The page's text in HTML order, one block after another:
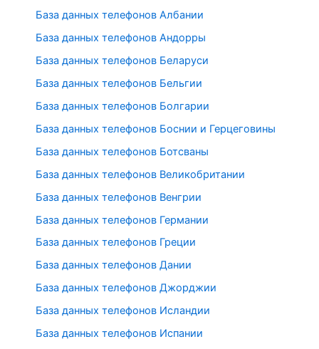
База данных телефонов Албании
База данных телефонов Андорры
База данных телефонов Беларуси
База данных телефонов Бельгии
База данных телефонов Болгарии
База данных телефонов Боснии и Герцеговины
База данных телефонов Ботсваны
База данных телефонов Великобритании
База данных телефонов Венгрии
База данных телефонов Германии
База данных телефонов Греции
База данных телефонов Дании
База данных телефонов Джорджии
База данных телефонов Исландии
База данных телефонов Испании